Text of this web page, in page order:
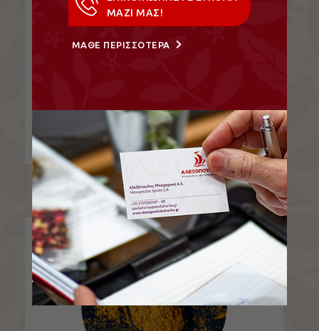
Μείγμα μπαχαρικών Ταντούρι (Tandoori).
Κόλιανδρο, κιτρινόριζα, ποικιλία αρωματικών φυτών.
ΔΕΙΤΕ ΤΟ ΠΡΟΪΟΝ
ΜΑΖΙ ΜΑΣ!
ΜΑΘΕ ΠΕΡΙΣΣΟΤΕΡΑ